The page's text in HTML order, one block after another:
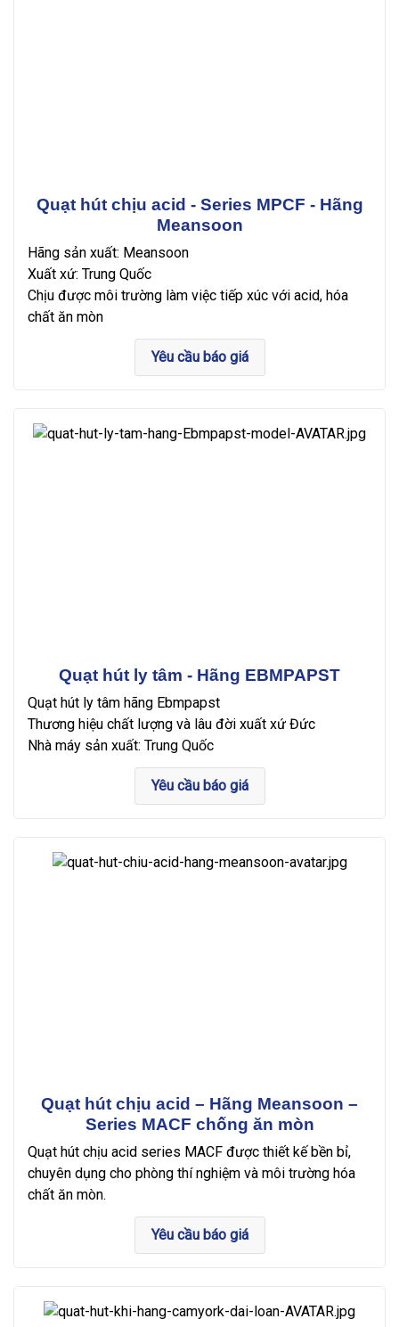
Quạt hút chịu acid - Series MPCF - Hãng
Meansoon
Hãng sản xuất: Meansoon
Xuất xứ: Trung Quốc
Chịu được môi trường làm việc tiếp xúc với acid, hóa
chất ăn mòn
Yêu cầu báo giá
Quạt hút ly tâm - Hãng EBMPAPST
Quạt hút ly tâm hãng Ebmpapst
Thương hiệu chất lượng và lâu đời xuất xứ Đức
Nhà máy sản xuất: Trung Quốc
Yêu cầu báo giá
Quạt hút chịu acid – Hãng Meansoon –
Series MACF chống ăn mòn
Quạt hút chịu acid series MACF được thiết kế bền bỉ,
chuyên dụng cho phòng thí nghiệm và môi trường hóa
chất ăn mòn.
Yêu cầu báo giá